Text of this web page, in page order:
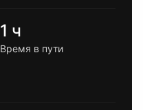
1 ч
Время в пути